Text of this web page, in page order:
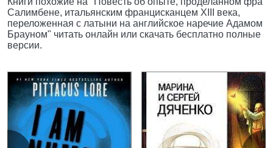
Салимбене, итальянским францисканцем XIII века,
переложенная с латыни на английское наречие Адамом
Брауном" читать онлайн или скачать бесплатно полные
версии.